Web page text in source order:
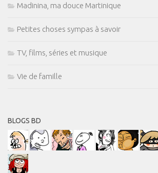
Madinina, ma douce Martinique
Petites choses sympas à savoir
TV, films, séries et musique
Vie de famille
BLOGS BD